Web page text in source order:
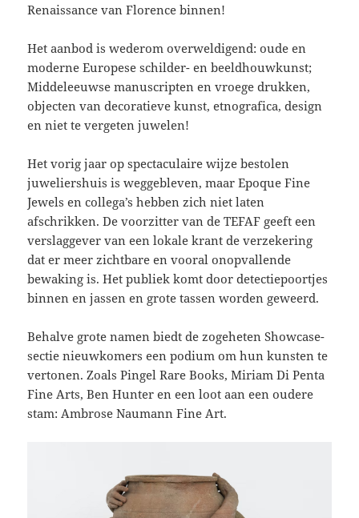
Renaissance van Florence binnen!
Het aanbod is wederom overweldigend: oude en
moderne Europese schilder- en beeldhouwkunst;
Middeleeuwse manuscripten en vroege drukken,
objecten van decoratieve kunst, etnografica, design
en niet te vergeten juwelen!
Het vorig jaar op spectaculaire wijze bestolen
juweliershuis is weggebleven, maar Epoque Fine
Jewels en collega’s hebben zich niet laten
afschrikken. De voorzitter van de TEFAF geeft een
verslaggever van een lokale krant de verzekering
dat er meer zichtbare en vooral onopvallende
bewaking is. Het publiek komt door detectiepoortjes
binnen en jassen en grote tassen worden geweerd.
Behalve grote namen biedt de zogeheten Showcase-
sectie nieuwkomers een podium om hun kunsten te
vertonen. Zoals Pingel Rare Books, Miriam Di Penta
Fine Arts, Ben Hunter en een loot aan een oudere
stam: Ambrose Naumann Fine Art.